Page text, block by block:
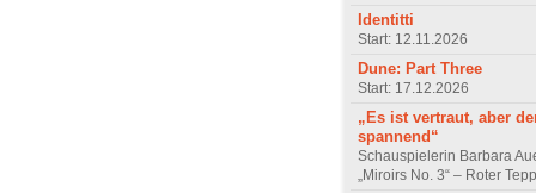
Identitti
Start: 12.11.2026
Dune: Part Three
Start: 17.12.2026
„Es ist vertraut, aber
spannend“
Schauspielerin Barbara
„Miroirs No. 3“ – Roter